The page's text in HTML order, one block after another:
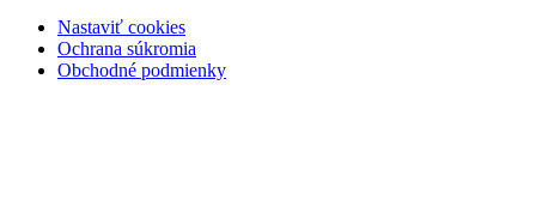
Nastaviť cookies
Ochrana súkromia
Obchodné podmienky